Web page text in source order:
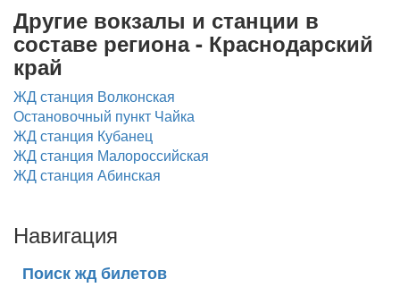
Другие вокзалы и станции в
составе региона - Краснодарский
край
ЖД станция Волконская
Остановочный пункт Чайка
ЖД станция Кубанец
ЖД станция Малороссийская
ЖД станция Абинская
Навигация
Поиск жд билетов